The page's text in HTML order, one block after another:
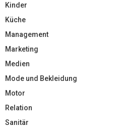
Kinder
Küche
Management
Marketing
Medien
Mode und Bekleidung
Motor
Relation
Sanitär